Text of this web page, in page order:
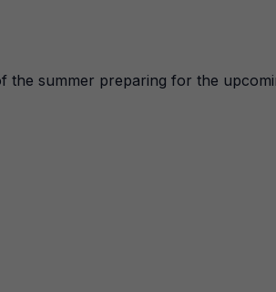
the summer preparing for the